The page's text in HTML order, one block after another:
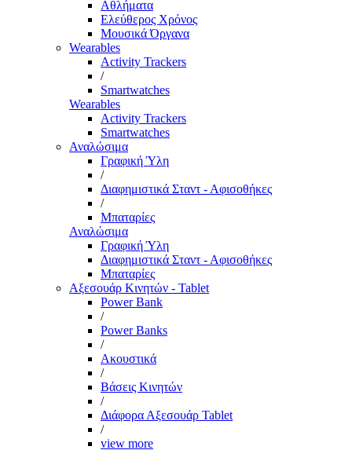
Αθλήματα
Ελεύθερος Χρόνος
Μουσικά Όργανα
Wearables
Activity Trackers
/
Smartwatches
Wearables
Activity Trackers
Smartwatches
Αναλώσιμα
Γραφική Ύλη
/
Διαφημιστικά Σταντ - Αφισοθήκες
/
Μπαταρίες
Αναλώσιμα
Γραφική Ύλη
Διαφημιστικά Σταντ - Αφισοθήκες
Μπαταρίες
Αξεσουάρ Κινητών - Tablet
Power Bank
/
Power Banks
/
Ακουστικά
/
Βάσεις Κινητών
/
Διάφορα Αξεσουάρ Tablet
/
view more